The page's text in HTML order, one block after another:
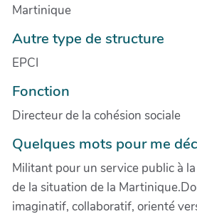
Martinique
Autre type de structure
EPCI
Fonction
Directeur de la cohésion sociale
Quelques mots pour me
Militant pour un service public à
de la situation de la
imaginatif, collaboratif, orienté